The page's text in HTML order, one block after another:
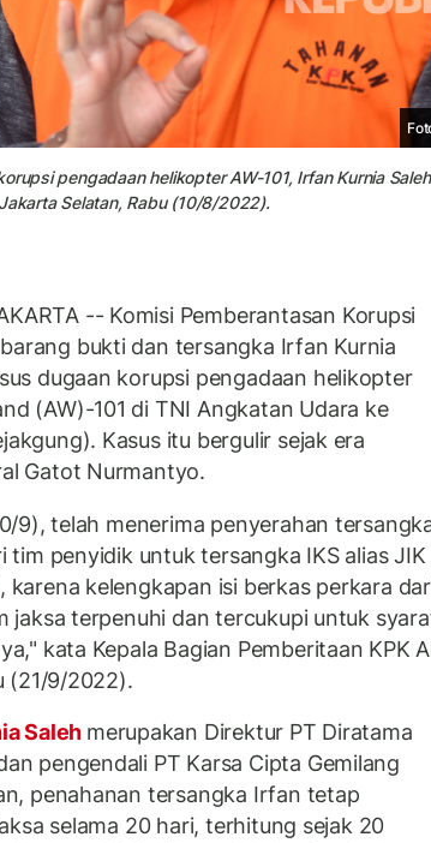
pengadaan helikopter AW-101, Irfan Kurnia
Selatan, Rabu (10/8/2022).
-- Komisi Pemberantasan Korupsi
bukti dan tersangka Irfan Kurnia
dugaan korupsi pengadaan helikopter
(AW)-101 di TNI Angkatan Udara ke
Kasus itu bergulir sejak era
Gatot Nurmantyo.
9), telah menerima penyerahan
tim penyidik untuk tersangka IKS alias JIK
kelengkapan isi berkas perkara
jaksa terpenuhi dan tercukupi untuk
kata Kepala Bagian Pemberitaan KPK
(21/9/2022).
Saleh merupakan Direktur PT Diratama
pengendali PT Karsa Cipta Gemilang
penahanan tersangka Irfan tetap
selama 20 hari, terhitung sejak 20